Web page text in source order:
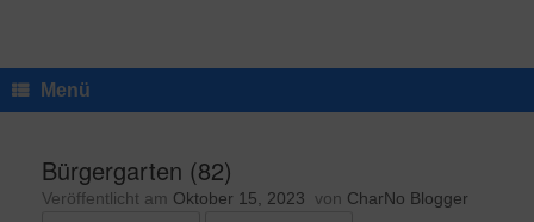
Menü
Bürgergarten (82)
Veröffentlicht am Oktober 15, 2023 von CharNo Blogger